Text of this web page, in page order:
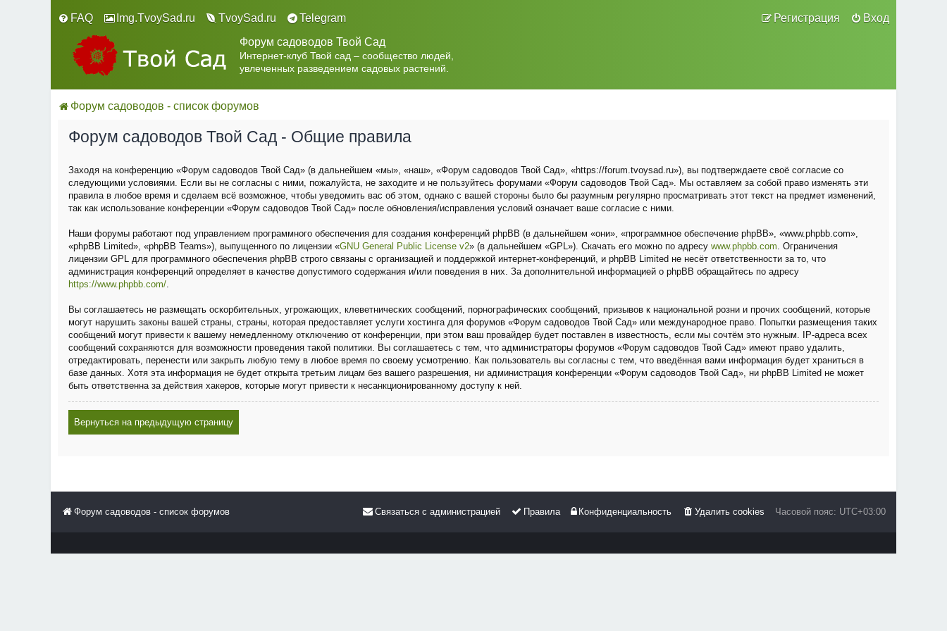
FAQ Вход
Регистрация
Img.TvoySad.ru TvoySad.ru
Telegram
Форум садоводов Твой Сад
Интернет-клуб Твой сад – сообщество людей,
увлеченных разведением садовых растений.
Форум садоводов - список форумов
Форум садоводов Твой Сад - Общие правила
Заходя на конференцию «Форум садоводов Твой Сад» (в дальнейшем «мы», «наш», «Форум садоводов Твой Сад», «https://forum.tvoysad.ru»), вы подтверждаете своё согласие со
следующими условиями. Если вы не согласны с ними, пожалуйста, не заходите и не пользуйтесь форумами «Форум садоводов Твой Сад». Мы оставляем за собой право изменять эти
правила в любое время и сделаем всё возможное, чтобы уведомить вас об этом, однако с вашей стороны было бы разумным регулярно просматривать этот текст на предмет изменений,
так как использование конференции «Форум садоводов Твой Сад» после обновления/исправления условий означает ваше согласие с ними.
Наши форумы работают под управлением программного обеспечения для создания конференций phpBB (в дальнейшем «они», «программное обеспечение phpBB», «www.phpbb.com»,
«phpBB Limited», «phpBB Teams»), выпущенного по лицензии «GNU General Public License v2» (в дальнейшем «GPL»). Скачать его можно по адресу www.phpbb.com. Ограничения
лицензии GPL для программного обеспечения phpBB строго связаны с организацией и поддержкой интернет-конференций, и phpBB Limited не несёт ответственности за то, что
администрация конференций определяет в качестве допустимого содержания и/или поведения в них. За дополнительной информацией о phpBB обращайтесь по адресу
https://www.phpbb.com/.
Вы соглашаетесь не размещать оскорбительных, угрожающих, клеветнических сообщений, порнографических сообщений, призывов к национальной розни и прочих сообщений, которые
могут нарушить законы вашей страны, страны, которая предоставляет услуги хостинга для форумов «Форум садоводов Твой Сад» или международное право. Попытки размещения таких
сообщений могут привести к вашему немедленному отключению от конференции, при этом ваш провайдер будет поставлен в известность, если мы сочтём это нужным. IP-адреса всех
сообщений сохраняются для возможности проведения такой политики. Вы соглашаетесь с тем, что администраторы форумов «Форум садоводов Твой Сад» имеют право удалить,
отредактировать, перенести или закрыть любую тему в любое время по своему усмотрению. Как пользователь вы согласны с тем, что введённая вами информация будет храниться в
базе данных. Хотя эта информация не будет открыта третьим лицам без вашего разрешения, ни администрация конференции «Форум садоводов Твой Сад», ни phpBB Limited не может
быть ответственна за действия хакеров, которые могут привести к несанкционированному доступу к ней.
Вернуться на предыдущую страницу
Форум садоводов - список форумов Часовой пояс: UTC+03:00
Удалить cookies
Конфиденциальность
Правила
Связаться с администрацией